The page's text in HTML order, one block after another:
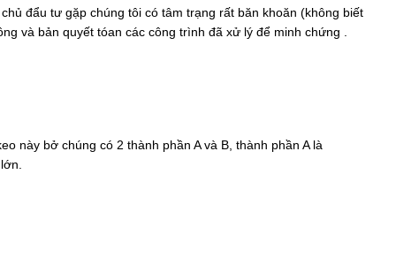
đẩu tư gặp chúng tôi có tâm trạng rất băn khoăn (không biết
và bản quyết tóan các công trình đã xử lý để minh chứng .
này bở chúng có 2 thành phần A và B, thành phần A là